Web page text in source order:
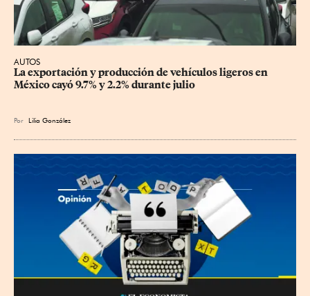
AUTOS
La exportación y producción de vehículos ligeros en
México cayó 9.7% y 2.2% durante julio
Por Lilia González